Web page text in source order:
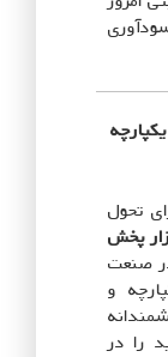
تحول
پخش
صنعت
و
را در